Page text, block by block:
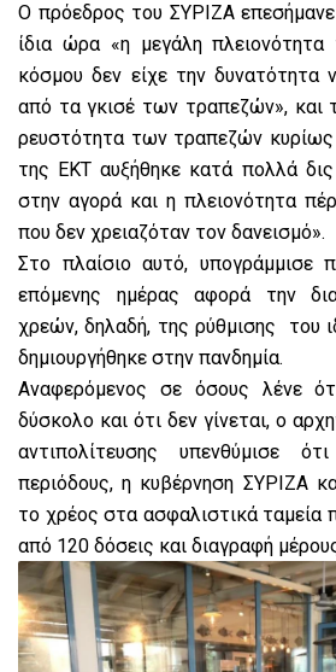
Ο πρόεδρος του ΣΥΡΙΖΑ
ίδια ώρα «η μεγάλη πλειονότητα
κόσμου δεν είχε την δυνατότητα
από τα γκισέ των τραπεζών», και
ρευστότητα των τραπεζών
της ΕΚΤ αυξήθηκε κατά πολλά
στην αγορά και η πλειονότητα
που δεν χρειαζόταν τον δανεισμό».
Στο πλαίσιο αυτό, υπογράμμισε
επόμενης ημέρας αφορά την
χρεών, δηλαδή, της ρύθμισης του
δημιουργήθηκε στην πανδημία.
Αναφερόμενος σε όσους λένε
δύσκολο και ότι δεν γίνεται, ο
αντιπολίτευσης υπενθύμισε
περιόδους, η κυβέρνηση ΣΥΡΙΖΑ
το χρέος στα ασφαλιστικά ταμεία
από 120 δόσεις και διαγραφή